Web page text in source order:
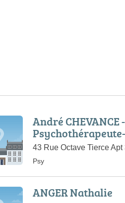
André
43 Rue Octave Tierce
Psy
ANGER Nathalie